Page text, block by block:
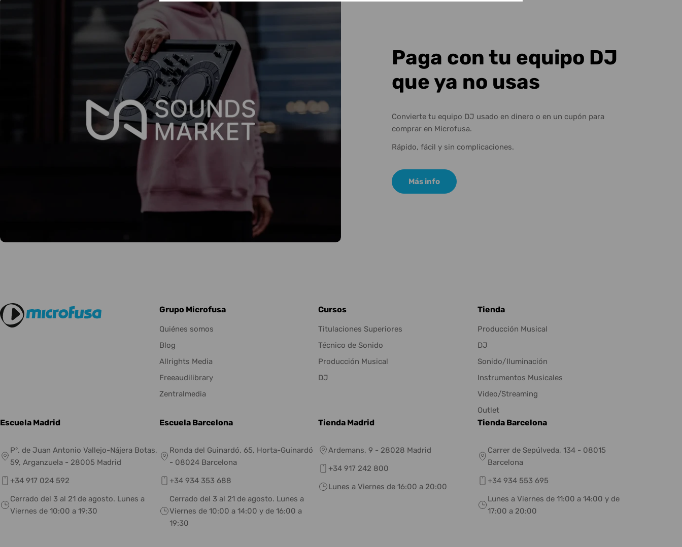
Paga con tu equipo DJ
que ya no usas
Convierte tu equipo DJ usado en dinero o en un cupón para
comprar en Microfusa.
Rápido, fácil y sin complicaciones.
Más info
Grupo Microfusa
Quiénes somos
Blog
Allrights Media
Freeaudilibrary
Zentralmedia
Cursos
Titulaciones Superiores
Técnico de Sonido
Producción Musical
DJ
Tienda
Producción Musical
DJ
Sonido/Iluminación
Instrumentos Musicales
Video/Streaming
Outlet
Escuela Madrid
Pº. de Juan Antonio Vallejo-Nájera Botas,
59, Arganzuela - 28005 Madrid
+34 917 024 592
Cerrado del 3 al 21 de agosto. Lunes a
Viernes de 10:00 a 19:30
Escuela Barcelona
Ronda del Guinardó, 65, Horta-Guinardó
- 08024 Barcelona
+34 934 353 688
Cerrado del 3 al 21 de agosto. Lunes a
Viernes de 10:00 a 14:00 y de 16:00 a
19:30
Tienda Madrid
Ardemans, 9 - 28028 Madrid
+34 917 242 800
Lunes a Viernes de 16:00 a 20:00
Tienda Barcelona
Carrer de Sepúlveda, 134 - 08015
Barcelona
+34 934 553 695
Lunes a Viernes de 11:00 a 14:00 y de
17:00 a 20:00